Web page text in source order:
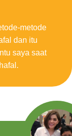
metode
dan itu
saya saat